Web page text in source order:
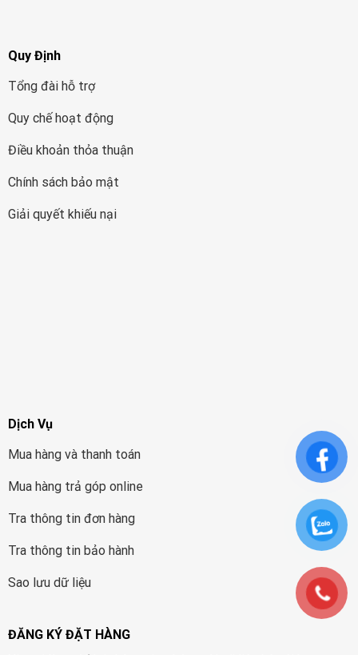
Quy Định
Tổng đài hỗ trợ
Quy chế hoạt động
Điều khoản thỏa thuận
Chính sách bảo mật
Giải quyết khiếu nại
Dịch Vụ
Mua hàng và thanh toán
Mua hàng trả góp online
Tra thông tin đơn hàng
Tra thông tin bảo hành
Sao lưu dữ liệu
ĐĂNG KÝ ĐẶT HÀNG